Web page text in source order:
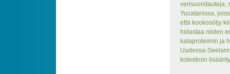
verisuonitauteja,
Yucatanissa,
että kookosöljy
hidastaa niiden
kalaproteiinin ja
Uudessa-
kolestroin